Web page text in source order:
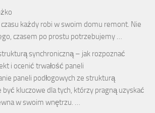
czasu każdy robi w swoim domu remont. Nie
czasem po prostu potrzebujemy …
synchroniczną – jak rozpoznać
i ocenić trwałość paneli
paneli podłogowych ze strukturą
kluczowe dla tych, którzy pragną uzyskać
w swoim wnętrzu. …